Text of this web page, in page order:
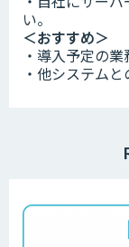
い。
＜おすすめ＞
・導入予定の
・他システム